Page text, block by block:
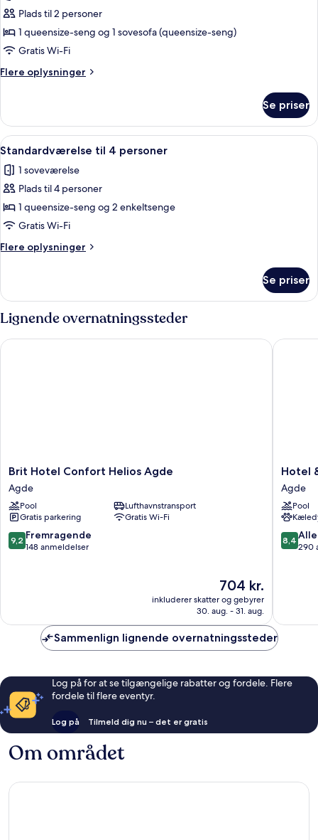
Grand-
suite
Plads til 2 personer
1 queensize-seng og 1 sovesofa (queensize-seng)
Gratis Wi-Fi
Flere oplysninger
Flere
suite
Se priser
Indlæs
alle
billeder
af
Standardværelse
til
4
personer
En pænt redt seng med hvid dyne
1
Standardværelse til 4 personer
1 soveværelse
Plads til 4 personer
1 queensize-seng og 2 enkeltsenge
Gratis Wi-Fi
Flere oplysninger
Flere
til
personer
Se priser
Lignende overnatningssteder
Brit
Hotel
Confort
Helios
Agde
Agde
Brit Hotel Confort Helios Agde
Agde
Pool
Lufthavnstransport
Gratis parkering
Gratis Wi-Fi
9.2
ud
9,2 Fremragende
148 anmeldelser
Prisen
er
704 kr.
704 kr.
inkluderer skatter og gebyrer
30. aug. - 31. aug.
Brit Hotel Confort Helios Agde
Hotel
&
Spa
GIL
DE
FRANCE
Cap
Hotel
Agde
Pool
8.4
ud
8,4
290
Hotel &
Sammenlign lignende overnatningssteder
Log på for at se tilgængelige rabatter og fordele. Flere
fordele til flere eventyr.
Log på Tilmeld dig nu – det er gratis
Om området